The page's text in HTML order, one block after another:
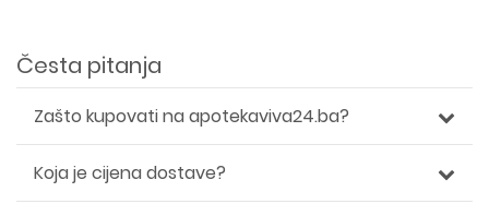
Česta pitanja
Zašto kupovati na apotekaviva24.ba?
Koja je cijena dostave?